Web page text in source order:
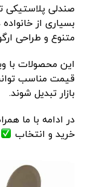
صندلی پلاستیکی
بسیاری از خانواده
متنوع و طراحی
این محصولات با
قیمت مناسب
بازار تبدیل شوند.
در ادامه با ما
خرید و انتخاب